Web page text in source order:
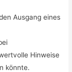
Ausgang eines
Hinweise
könnte.